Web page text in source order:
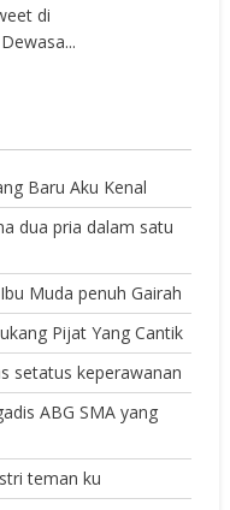
di
Baru Aku Kenal
dua pria dalam satu
Muda penuh Gairah
Pijat Yang Cantik
setatus keperawanan
ABG SMA yang
teman ku